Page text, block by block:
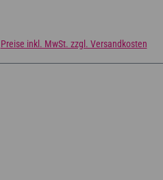
Preise inkl. MwSt. zzgl. Versandkosten